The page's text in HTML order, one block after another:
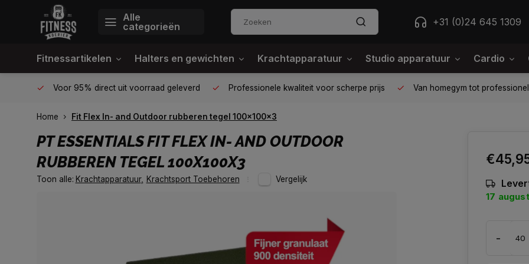
Alle
categorieën
+31 (0)24 645 1309
Fitnessartikelen Halters en gewichten Krachtapparatuur Studio apparatuur Cardio
Voor 95% direct uit voorraad geleverd Professionele kwaliteit voor scherpe prijs Van homegym tot
Home Fit Flex In- and Outdoor rubberen tegel 100x100x3
PT ESSENTIALSFIT FLEX IN- AND OUTDOOR
RUBBEREN TEGEL 100X100X3
Toon alle: Krachtapparatuur, Krachtsport Toebehoren Vergelijk
17
-